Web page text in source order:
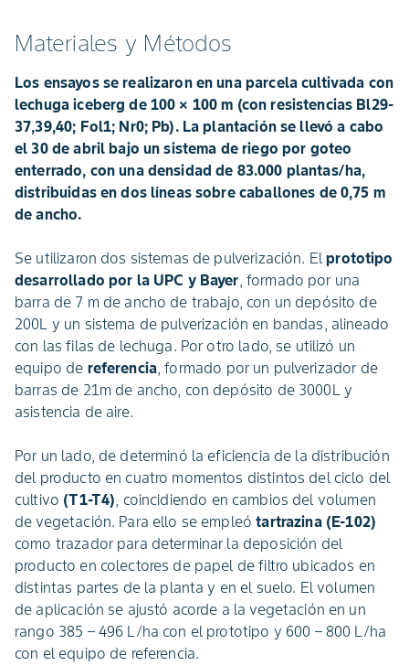
Materiales y Métodos
Los ensayos se realizaron en una parcela cultivada con
lechuga iceberg de 100 × 100 m (con resistencias Bl29-
37,39,40; Fol1; Nr0; Pb). La plantación se llevó a cabo
el 30 de abril bajo un sistema de riego por goteo
enterrado, con una densidad de 83.000 plantas/ha,
distribuidas en dos líneas sobre caballones de 0,75 m
de ancho.
Se utilizaron dos sistemas de pulverización. Elprototipo
desarrollado por la UPC y Bayer , formado por una
barra de 7 m de ancho de trabajo, con un depósito de
200L y un sistema de pulverización en bandas, alineado
con las filas de lechuga. Por otro lado, se utilizó un
equipo de referencia , formado por un pulverizador de
barras de 21m de ancho, con depósito de 3000L y
asistencia de aire.
Por un lado, de determinó la eficiencia de la distribución
del producto en cuatro momentos distintos del ciclo del
cultivo (T1-T4) , coincidiendo en cambios del volumen
de vegetación. Para ello se empleótartrazina (E-102)
como trazador para determinar la deposición del
producto en colectores de papel de filtro ubicados en
distintas partes de la planta y en el suelo. El volumen
de aplicación se ajustó acorde a la vegetación en un
rango 385 – 496 L/ha con el prototipo y 600 – 800 L/ha
con el equipo de referencia.